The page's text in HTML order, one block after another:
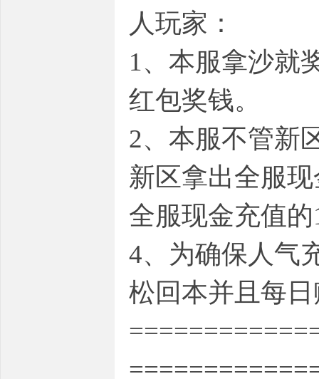
人玩家：
1、本服拿沙就
红包奖钱。
2、本服不管新
新区拿出全服
全服现金充值
4、为确保人气
松回本并且每